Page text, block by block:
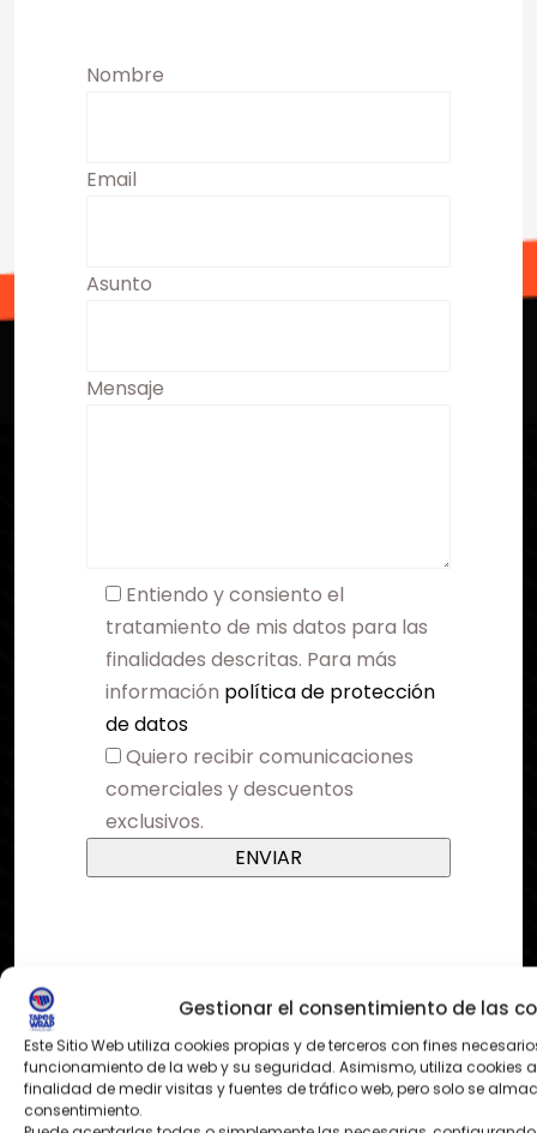
Gestionar el consentimiento de las
Este Sitio Web utiliza cookies propias y de terceros con fines
funcionamiento de la web y su seguridad. Asimismo, utiliza cookies
finalidad de medir visitas y fuentes de tráfico web, pero solo se
consentimiento.
Nombre
Email
Asunto
Mensaje
Entiendo y consiento el
tratamiento de mis datos para las
finalidades descritas. Para más
información política de protección
de datos
Quiero recibir comunicaciones
comerciales y descuentos
exclusivos.
¿DONDE ESTAMOS?